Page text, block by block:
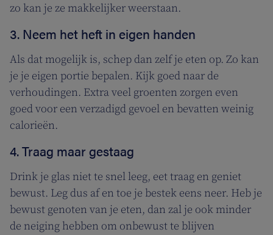
zo kan je ze makkelijker weerstaan.
3. Neem het heft in eigen handen
Als dat mogelijk is, schep dan zelf je eten op. Zo kan
je je eigen portie bepalen. Kijk goed naar de
verhoudingen. Extra veel groenten zorgen even
goed voor een verzadigd gevoel en bevatten weinig
calorieën.
4. Traag maar gestaag
Drink je glas niet te snel leeg, eet traag en geniet
bewust. Leg dus af en toe je bestek eens neer. Heb je
bewust genoten van je eten, dan zal je ook minder
de neiging hebben om onbewust te blijven